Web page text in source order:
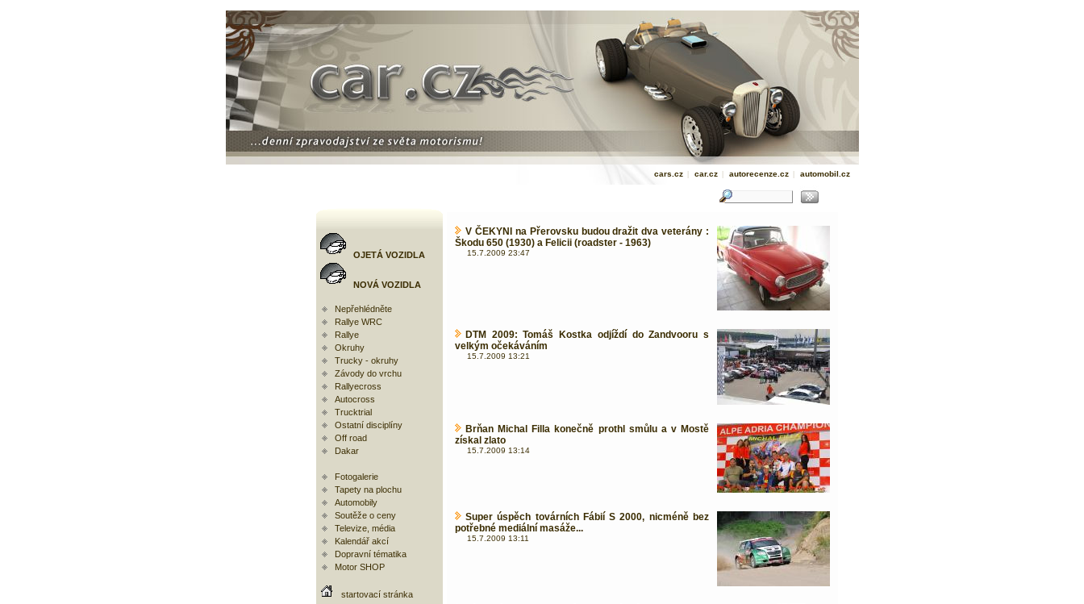
cars.cz | car.cz | autorecenze.cz | automobil.cz
OJETÁ VOZIDLA
NOVÁ VOZIDLA
Nepřehlédněte
Rallye WRC
Rallye
Okruhy
Trucky - okruhy
Závody do vrchu
Rallyecross
Autocross
Trucktrial
Ostatní disciplíny
Off road
Dakar
Fotogalerie
Tapety na plochu
Automobily
Soutěže o ceny
Televize, média
Kalendář akcí
Dopravní tématika
Motor SHOP
startovací stránka
V ČEKYNI na Přerovsku budou dražit dva veterány :
Škodu 650 (1930) a Felicii (roadster - 1963)
15.7.2009 23:47
DTM 2009: Tomáš Kostka odjíždí do Zandvooru s
velkým očekáváním
15.7.2009 13:21
Brňan Michal Filla konečně prothl smůlu a v Mostě
získal zlato
15.7.2009 13:14
Super úspěch továrních Fábií S 2000, nicméně bez
potřebné mediální masáže...
15.7.2009 13:11